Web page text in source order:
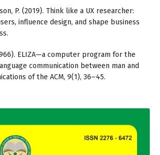
P. (2019). Think like a UX researcher:
influence design, and shape business
ELIZA—a computer program for the
communication between man and
of the ACM, 9(1), 36–45.